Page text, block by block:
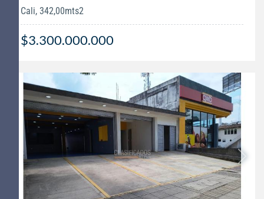
Cali, 342,00mts2
$3.300.000.000